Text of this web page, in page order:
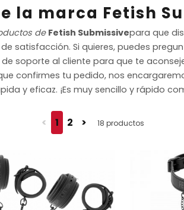
la marca Fetish
de Fetish Submissivepara que
satisfacción. Si quieres, puedes
soporte al cliente para que te
confirmes tu pedido, nos
y eficaz. ¡Es muy sencillo y rápido
< 1 2 > 18 productos